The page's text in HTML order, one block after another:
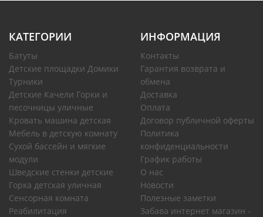
КАТЕГОРИИ
Батуты
Детские площадки Домики
Турники
Детские Качели Горки и
песочницы уличные
Кровать машина детская
Мебель в детскую комнату
Сухой бассейн и мягкие
модули
Шведские стенки детские
Горка детская уличная
Сенсорная комната
Реабилитация
ИНФОРМАЦИЯ
Контакты
Гарантия возврата и
обмена
Доставка
Оплата
Договор публичной оферты
Политика
конфиденциальности
График работы
О нас
Новости
Полезные заметки
Забава интернет магазин -